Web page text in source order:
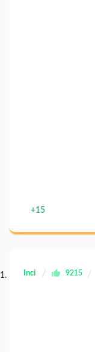
+15
Inci 9215